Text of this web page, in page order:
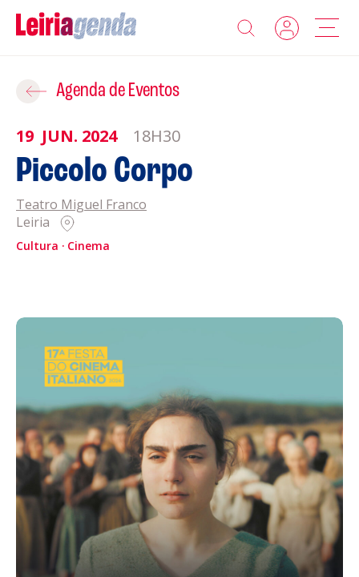
Agenda
Sobre a Leiriagenda
Promotores
Clubes Desportivos
Política de Cookies
Acompanhe a Leiria Agenda
CULTURA
DESPORTO
Agenda de Eventos
19 JUN. 2024 18H30
Piccolo Corpo
Teatro Miguel Franco
Leiria
Cultura Cinema
Adicionar ao Roteiro
ROTEIROS EXISTENTES
CRIAR NOVO